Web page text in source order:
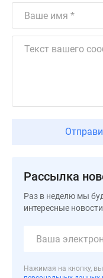
Дзен
Машино-
#рассрочка
скидками
Субсидированная
Рассылка
Раз в неделю мы
интересные
Нажимая на кнопку, вы